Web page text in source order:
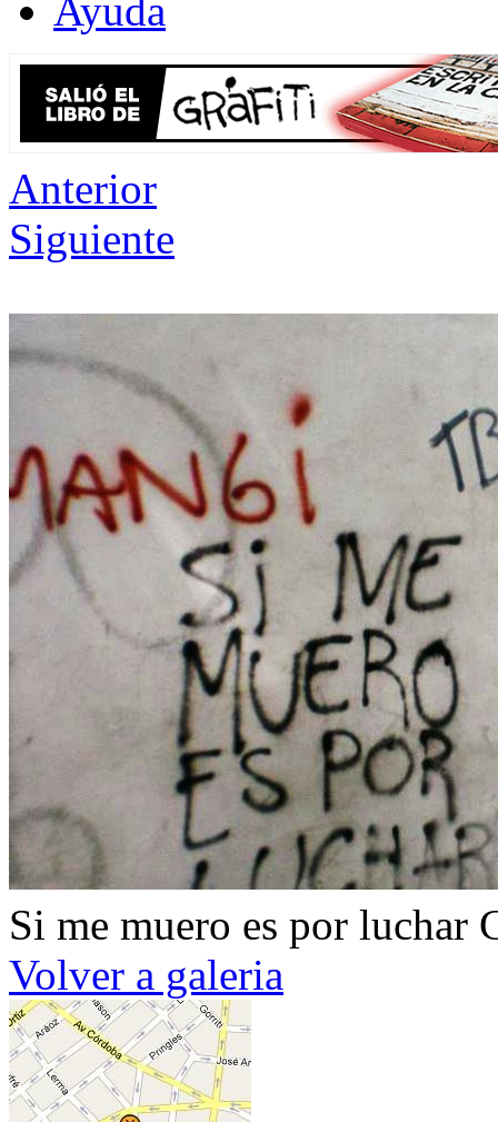
Ayuda
Anterior
Siguiente
Si me muero es por luchar
Volver a galeria